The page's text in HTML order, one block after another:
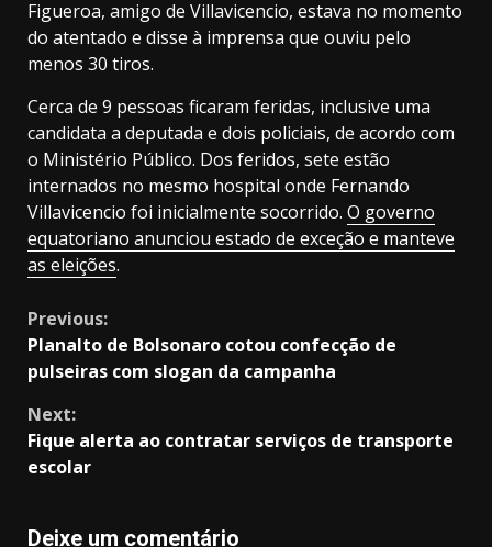
Figueroa, amigo de Villavicencio, estava no momento
do atentado e disse à imprensa que ouviu pelo
menos 30 tiros.
Cerca de 9 pessoas ficaram feridas, inclusive uma
candidata a deputada e dois policiais, de acordo com
o Ministério Público. Dos feridos, sete estão
internados no mesmo hospital onde Fernando
Villavicencio foi inicialmente socorrido. O governo
equatoriano anunciou estado de exceção e manteve
as eleições.
Continue
Reading
Previous:
Planalto de Bolsonaro cotou confecção de
pulseiras com slogan da campanha
Next:
Fique alerta ao contratar serviços de transporte
escolar
Deixe um comentário